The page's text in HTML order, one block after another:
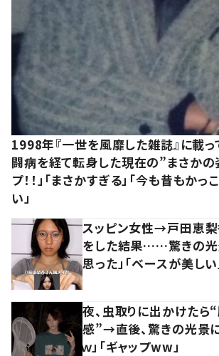
1998年『一世を風靡した雑誌』に載っ
闘病を経て転身した現在の”まさかの
プ！！」「まさかすぎる」「今も昔もかっ
い」
スッピン女性→戸田恵梨
をした結果……驚きの光
思った」「ベースが美しい
夜、虫取りに出かけたら
感”→直後、驚きの光景
ｗ」「ギャップww」